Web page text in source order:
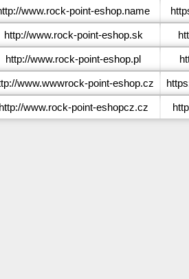
www.rock-point-eshop.name
http://www.rock-point-eshop.sk
http://www.rock-point-eshop.pl
www.wwwrock-point-eshop.cz
http://www.rock-point-eshopcz.cz